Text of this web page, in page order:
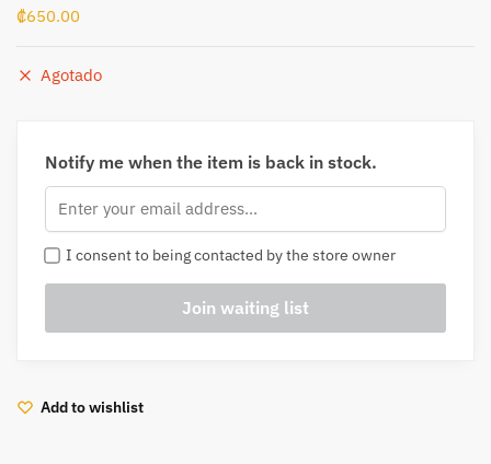
₡650.00
Agotado
Notify me when the item is back in stock.
I consent to being contacted by the store owner
Add to wishlist